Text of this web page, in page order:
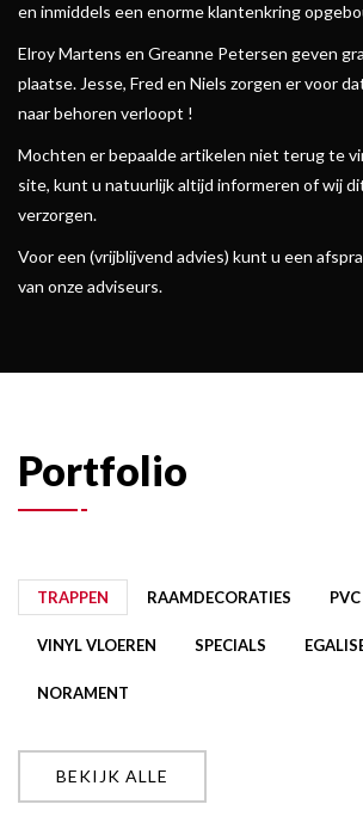
en inmiddels een enorme klantenkring
Elroy Martens en Greanne Petersen geven
plaatse. Jesse, Fred en Niels zorgen er voor
naar behoren verloopt !
Mochten er bepaalde artikelen niet terug te
site, kunt u natuurlijk altijd informeren of wij
verzorgen.
Voor een (vrijblijvend advies) kunt u een
van onze adviseurs.
Portfolio
TRAPPEN RAAMDECORATIES
VINYL VLOEREN SPECIALS
NORAMENT
BEKIJK ALLE